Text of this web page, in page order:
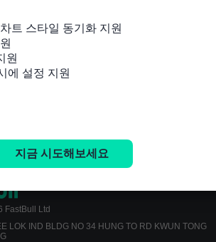
FastBull Ltd
LOK IND BLDG NO 34 HUNG TO RD KWUN TONG
트 스타일 동기화 지원
원
에 설정 지원
지금 시도해보세요